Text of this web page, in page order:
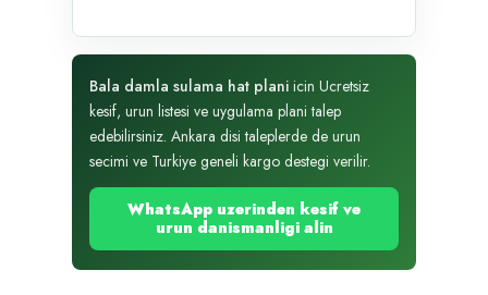
Bala damla sulama hat plani icin Ucretsiz
kesif, urun listesi ve uygulama plani talep
edebilirsiniz. Ankara disi taleplerde de urun
secimi ve Turkiye geneli kargo destegi verilir.
WhatsApp uzerinden kesif ve
urun danismanligi alin